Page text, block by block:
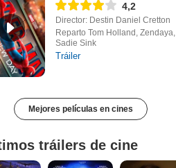
4,2
Director: Destin Daniel Cretton
Reparto Tom Holland, Zendaya,
Sadie Sink
Tráiler
Mejores películas en cines
tráilers de cine
Hijos del cielo Tráiler El síndrome Rembrandt Clip VOSE